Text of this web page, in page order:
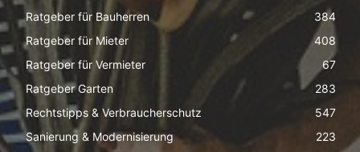
Ratgeber für Bauherren
384
Ratgeber für Mieter
408
Ratgeber für Vermieter
67
Ratgeber Garten
283
Rechtstipps & Verbraucherschutz
547
Sanierung & Modernisierung
223